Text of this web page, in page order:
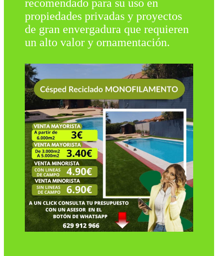
recomendado para su uso en
propiedades privadas y proyectos
de gran envergadura que requieren
un alto valor y ornamentación.